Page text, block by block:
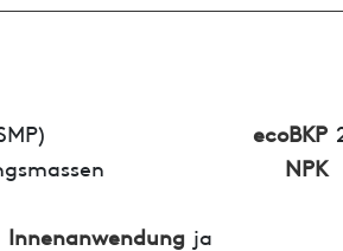
ecoBKP
NPK
Innenanwendung ja